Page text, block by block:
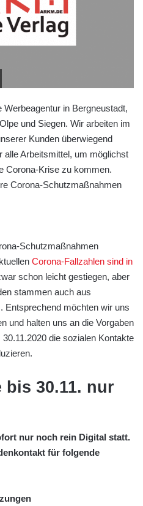
Werbeagentur in Bergneustadt,
und Siegen. Wir arbeiten im
Kunden überwiegend
alle Arbeitsmittel, um möglichst
Corona-Krise zu kommen.
Corona-Schutzmaßnahmen
Schutzmaßnahmen
Corona-Fallzahlen sind in
schon leicht gestiegen, aber
stammen auch aus
Entsprechend möchten wir uns
und halten uns an die Vorgaben
die sozialen Kontakte
30.11. nur
nur noch rein Digital statt.
für folgende